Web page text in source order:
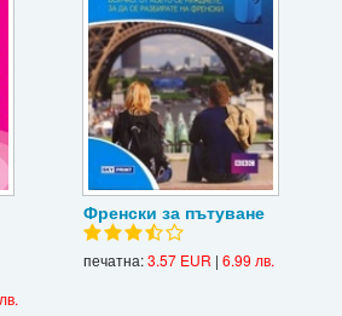
Френски за пътуване
печатна:3.57 EUR | 6.99 лв.